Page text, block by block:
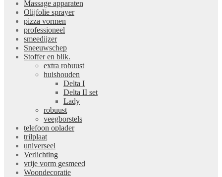
Massage apparaten
Olijfolie sprayer
pizza vormen
professioneel
smeedijzer
Sneeuwschep
Stoffer en blik.
extra robuust
huishouden
Delta I
Delta II set
Lady
robuust
veegborstels
telefoon oplader
trilplaat
universeel
Verlichting
vrije vorm gesmeed
Woondecoratie